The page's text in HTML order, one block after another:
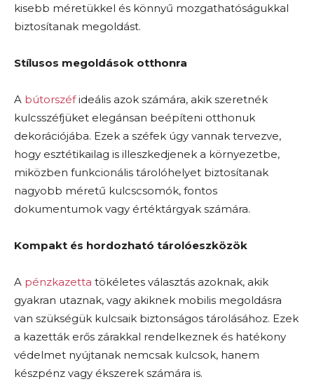
kisebb méretükkel és könnyű mozgathatóságukkal
biztosítanak megoldást.
Stílusos megoldások otthonra
A bútorszéfideális azok számára, akik szeretnék
kulcsszéfjüket elegánsan beépíteni otthonuk
dekorációjába. Ezek a széfek úgy vannak tervezve,
hogy esztétikailag is illeszkedjenek a környezetbe,
miközben funkcionális tárolóhelyet biztosítanak
nagyobb méretű kulcscsomók, fontos
dokumentumok vagy értéktárgyak számára.
Kompakt és hordozható tárolóeszközök
A pénzkazetta tökéletes választás azoknak, akik
gyakran utaznak, vagy akiknek mobilis megoldásra
van szükségük kulcsaik biztonságos tárolásához. Ezek
a kazetták erős zárakkal rendelkeznek és hatékony
védelmet nyújtanak nemcsak kulcsok, hanem
készpénz vagy ékszerek számára is.